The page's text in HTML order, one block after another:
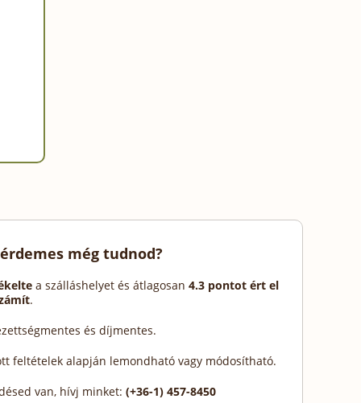
még tudnod?
a szálláshelyet és átlagosan 4.3 pontot ért el
.
és díjmentes.
feltételek alapján lemondható vagy módosítható.
van, hívj minket: (+36-1) 457-8450